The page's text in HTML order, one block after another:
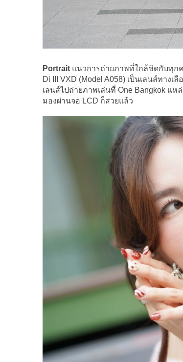
Portrait แนวการถ่ายภาพที่ใกล้ชิดกับทุกค
Di III VXD (Model A058) เป็นเลนส์ทาง
เลนส์ไปถ่ายภาพเล่นที่ One Bangkok แ
มองผ่านจอ LCD ก็สวยแล้ว